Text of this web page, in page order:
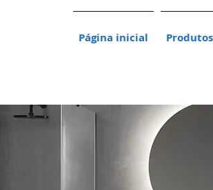
Página inicial Produtos